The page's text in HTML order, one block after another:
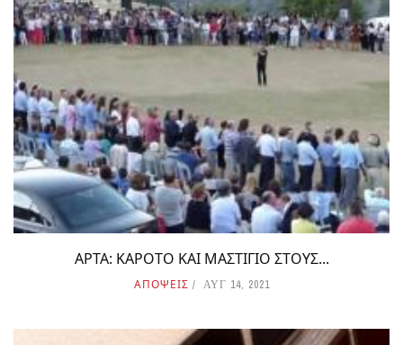
ΑΡΤΑ: ΚΑΡΟΤΟ ΚΑΙ ΜΑΣΤΙΓΙΟ ΣΤΟΥΣ...
ΑΠΟΨΕΙΣ ΑΥΓ 14, 2021